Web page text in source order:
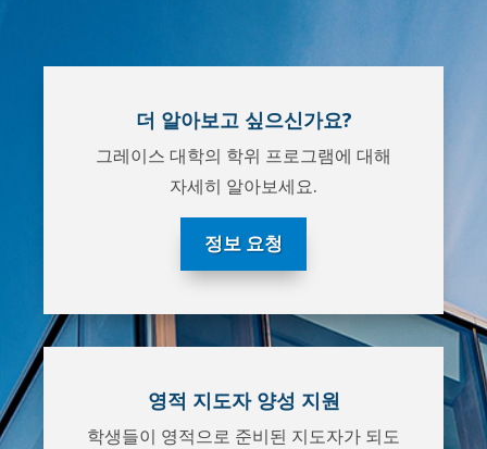
더 알아보고 싶으신가요?
그레이스 대학의 학위 프로그램에 대해
자세히 알아보세요.
정보 요청
영적 지도자 양성 지원
학생들이 영적으로 준비된 지도자가 되도